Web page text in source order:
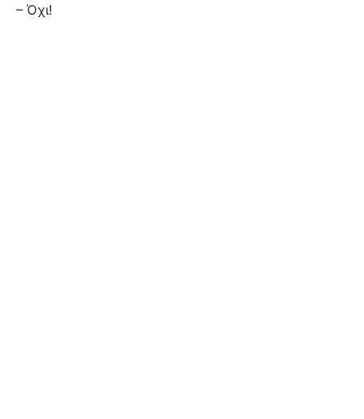
– Όχι!